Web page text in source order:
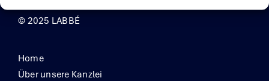
© 2025 LABBÉ
Home
Über unsere Kanzlei